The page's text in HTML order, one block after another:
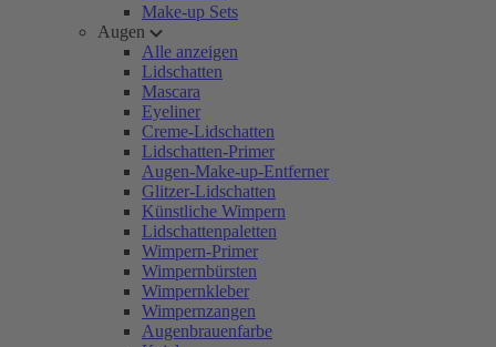
Make-up Sets
Augen
Alle anzeigen
Lidschatten
Mascara
Eyeliner
Creme-Lidschatten
Lidschatten-Primer
Augen-Make-up-Entferner
Glitzer-Lidschatten
Künstliche Wimpern
Lidschattenpaletten
Wimpern-Primer
Wimpernbürsten
Wimpernkleber
Wimpernzangen
Augenbrauenfarbe